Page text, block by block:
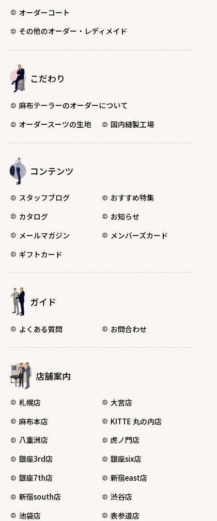
オーダーコート
その他のオーダー・レディメイド
こだわり
麻布テーラーのオーダーについて
オーダースーツの生地
国内縫製工場
コンテンツ
スタッフブログ
おすすめ特集
カタログ
お知らせ
メールマガジン
メンバーズカード
ギフトカード
ガイド
よくある質問 お問合わせ
店舗案内
札幌店
大宮店
麻布本店
KITTE 丸の内店
八重洲店
虎ノ門店
銀座3rd店
銀座six店
銀座7th店
新宿east店
新宿south店
渋谷店
池袋店
表参道店